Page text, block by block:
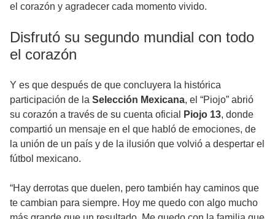
el corazón y agradecer cada momento vivido.
Disfrutó su segundo mundial con todo
el corazón
Y es que después de que concluyera la histórica
participación de la Selección Mexicana, el “Piojo” abrió
su corazón a través de su cuenta oficial
Piojo 13, donde
compartió un mensaje en el que habló de emociones, de
la unión de un país y de la ilusión que volvió a despertar el
fútbol mexicano.
“Hay derrotas que duelen, pero también hay caminos que
te cambian para siempre. Hoy me quedo con algo mucho